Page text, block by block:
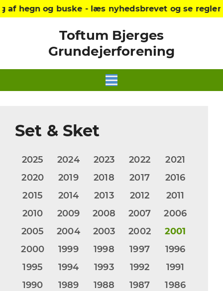
og buske - læs nyhedsbrevet og se reglerne på
Toftum Bjerges
Grundejerforening
Set & Sket
2025 2024 2023 2022
2021
2020
2019 2018 2017
2016
2015
2014 2013 2012
2011
2010
2009 2008 2007
2006
2005
2004 2003 2002
2001
2000
1999 1998 1997
1996
1995
1994 1993 1992
1991
1990
1989 1988 1987
1986